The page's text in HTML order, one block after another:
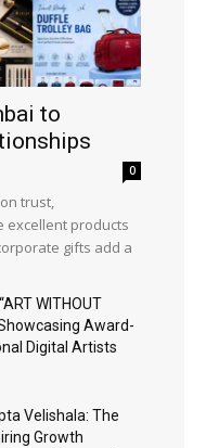
to
0
trust,
excellent products
gifts add a
WITHOUT
Award-
Digital Artists
Velishala: The
Growth